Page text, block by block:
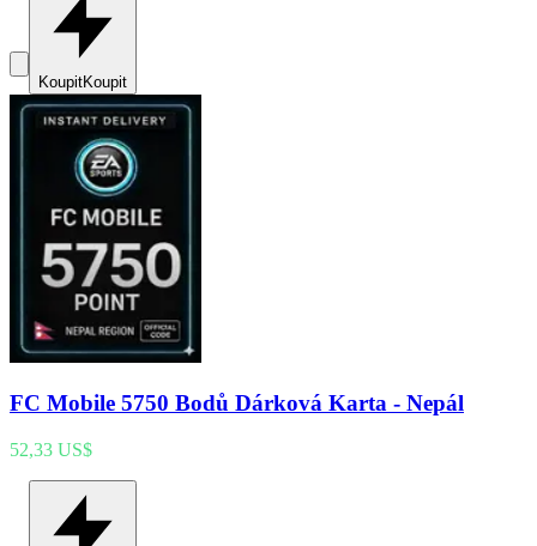
KoupitKoupit
FC Mobile 5750 Bodů Dárková Karta - Nepál
52,33 US$